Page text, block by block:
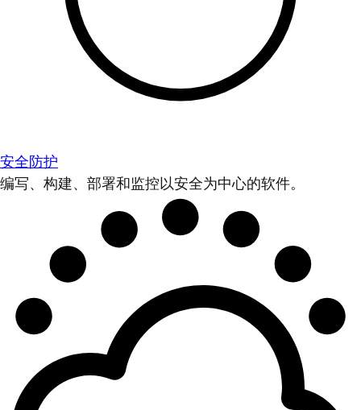
安全防护
编写、构建、部署和监控以安全为中心的软件。